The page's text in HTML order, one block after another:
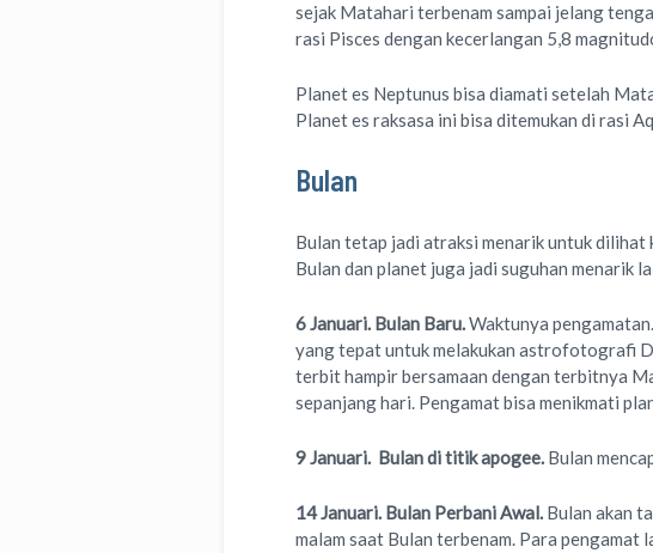
sejak Matahari terbenam sampai jelang
rasi Pisces dengan kecerlangan 5,8
Planet es Neptunus bisa diamati setelah
Planet es raksasa ini bisa ditemukan di rasi
Bulan
Bulan tetap jadi atraksi menarik untuk dilihat
Bulan dan planet juga jadi suguhan menarik
6 Januari. Bulan Baru.Waktunya
yang tepat untuk melakukan astrofotografi
terbit hampir bersamaan dengan terbitnya
sepanjang hari. Pengamat bisa menikmati
9 Januari. Bulan di titik apogee. Bulan
14 Januari. Bulan Perbani Awal. Bulan akan
malam saat Bulan terbenam. Para